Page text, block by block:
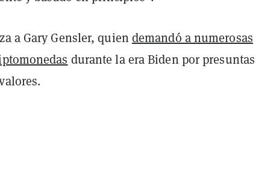
a Gary Gensler, quien demandó a numerosas
durante la era Biden por presuntas